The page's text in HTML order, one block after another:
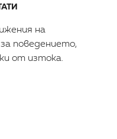
на
поведението,
от изтока.